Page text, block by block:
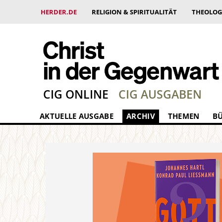
HERDER.DE RELIGION & SPIRITUALITÄT
CIG ONLINE CIG AUSGABEN
AKTUELLE AUSGABE ARCHIV THEMEN